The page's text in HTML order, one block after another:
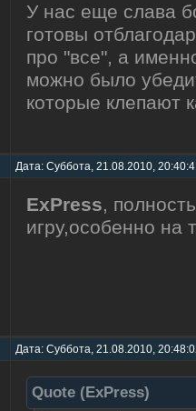
У нас еще слава
готовы
про "все", а
можно было
которые клепают
Дата: Суббота, 21.08.2010,
ExPress,
игру,особенно на
Дата: Суббота, 21.08.2010,
Quote (ExPress)